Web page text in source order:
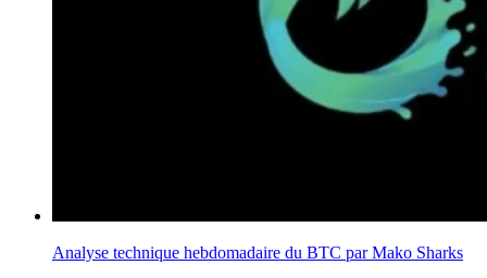
Analyse technique hebdomadaire du BTC par Mako Sharks